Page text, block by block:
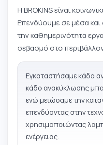
Η BROKINS είναι
Επενδύουμε σε μέσα και
την καθημερινότητα
σεβασμό στο
Εγκαταστήσαμε κάδο
κάδο ανακύκλωσης
ενώ μειώσαμε την
επενδύοντας στην
χρησιμοποιώντας
ενέργειας.